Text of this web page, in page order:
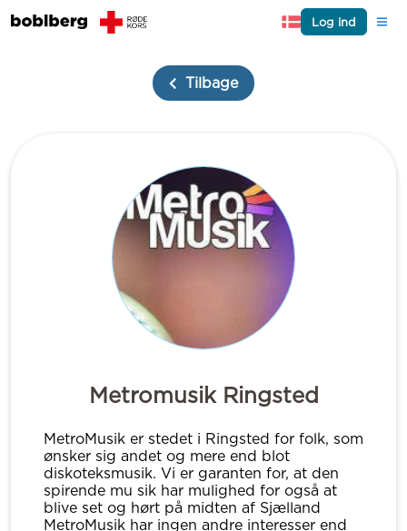
Log ind
Tilbage
Metromusik Ringsted
MetroMusik er stedet i Ringsted for folk, som
ønsker sig andet og mere end blot
diskoteksmusik. Vi er garanten for, at den
spirende mu sik har mulighed for også at
blive set og hørt på midten af Sjælland
MetroMusik har ingen andre interesser end